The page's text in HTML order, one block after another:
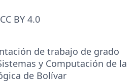
BY 4.0
de trabajo de grado
y Computación de la
de Bolívar